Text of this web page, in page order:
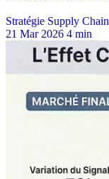
Stratégie Supply Chain
21 Mar 2026 4 min